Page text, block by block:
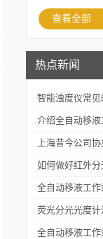
查看全部
热点新闻
智能浊度仪常
障
介绍全自动移液
三种移液方式
上海昔今公司
二届上海沪助科
年会
如何做好红外分
的防潮工作
全自动移液工作
软件有哪些特点
荧光分光光度
意事项有哪些
全自动移液工作